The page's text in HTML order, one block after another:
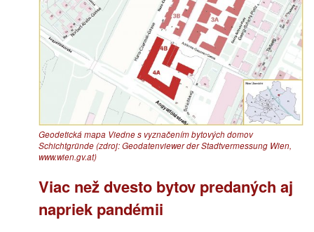
Geodetická mapa Viedne s vyznačením bytových domov
Schichtgründe (zdroj: Geodatenviewer der Stadtvermessung Wien,
www.wien.gv.at)
Viac než dvesto bytov predaných aj
napriek pandémii